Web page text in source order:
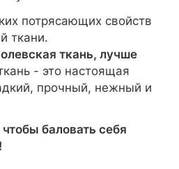
потрясающих свойств
ткани.
ткань, лучше
- это настоящая
прочный, нежный и
баловать себя